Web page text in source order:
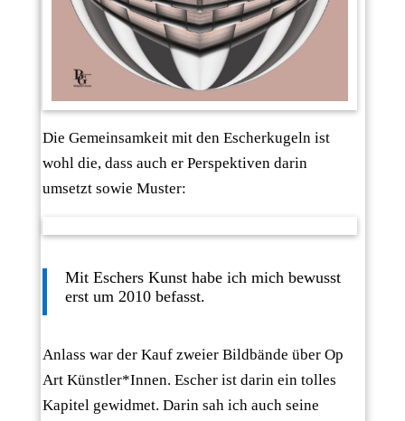
Die Gemeinsamkeit mit den Escherkugeln ist
wohl die, dass auch er Perspektiven darin
umsetzt sowie Muster:
Mit Eschers Kunst habe ich mich bewusst
erst um 2010 befasst.
Anlass war der Kauf zweier Bildbände über Op
Art Künstler*Innen. Escher ist darin ein tolles
Kapitel gewidmet. Darin sah ich auch seine